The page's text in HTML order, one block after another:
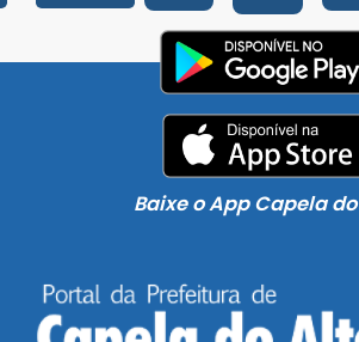
Baixe o App Capela